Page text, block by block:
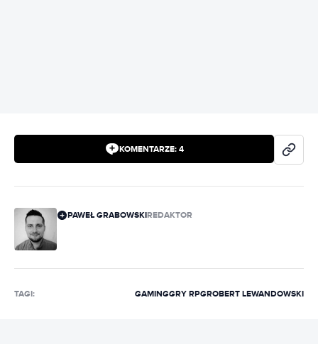
KOMENTARZE: 4
PAWEŁ GRABOWSKIREDAKTOR
TAGI: GAMINGGRY RPGROBERT LEWANDOWSKI